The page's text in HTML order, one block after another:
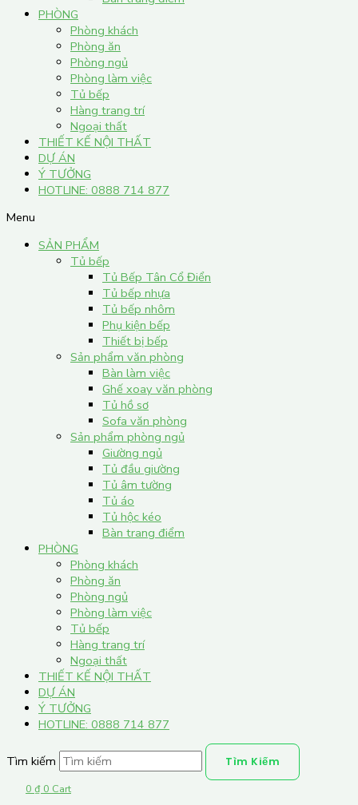
PHÒNG
Phòng khách
Phòng ăn
Phòng ngủ
Phòng làm việc
Tủ bếp
Hàng trang trí
Ngoại thất
THIẾT KẾ NỘI THẤT
DỰ ÁN
Ý TƯỞNG
HOTLINE: 0888 714 877
Menu
SẢN PHẨM
Tủ bếp
Tủ Bếp Tân Cổ Điển
Tủ bếp nhựa
Tủ bếp nhôm
Phụ kiện bếp
Thiết bị bếp
Sản phẩm văn phòng
Bàn làm việc
Ghế xoay văn phòng
Tủ hồ sơ
Sofa văn phòng
Sản phẩm phòng ngủ
Giường ngủ
Tủ đầu giường
Tủ âm tường
Tủ áo
Tủ hộc kéo
Bàn trang điểm
PHÒNG
Phòng khách
Phòng ăn
Phòng ngủ
Phòng làm việc
Tủ bếp
Hàng trang trí
Ngoại thất
THIẾT KẾ NỘI THẤT
DỰ ÁN
Ý TƯỞNG
HOTLINE: 0888 714 877
Tìm kiếm Tìm Kiếm
0 ₫ 0 Cart